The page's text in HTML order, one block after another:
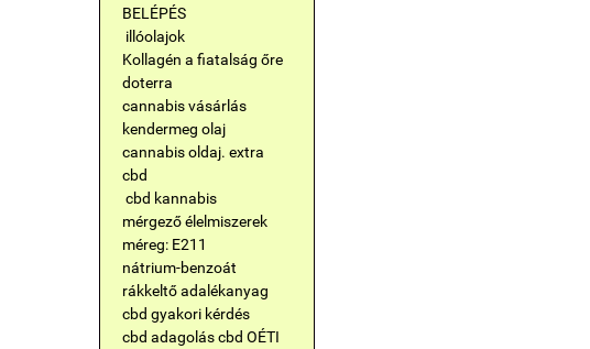
BELÉPÉS
illóolajok
Kollagén a fiatalság őre
doterra
cannabis vásárlás
kendermeg olaj
cannabis oldaj. extra
cbd
cbd kannabis
mérgező élelmiszerek
méreg: E211
nátrium-benzoát
rákkeltő adalékanyag
cbd gyakori kérdés
cbd adagoláscbd OÉTI